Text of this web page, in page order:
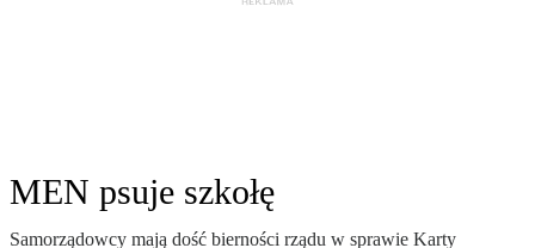
MEN psuje szkołę
Samorządowcy mają dość bierności rządu w sprawie Karty